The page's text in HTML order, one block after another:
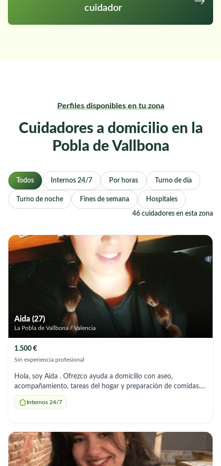
cuidador
Perfiles disponibles en tu zona
Cuidadores a domicilio en la
Pobla de Vallbona
Todos Internos 24/7 Por horas Turno de día
Turno de noche Fines de semana Hospitales
46 cuidadores en esta zona
Aida (27)
La Pobla de Vallbona / Valencia
1.500 €
Sin experiencia profesional
Hola, soy Aida . Ofrezco ayuda a domicilio con aseo,
acompañamiento, tareas del hogar y preparación de comidas.
Soy responsable y me adapto a los horarios que necesites.
Gracias un saludo 😊
Internos 24/7